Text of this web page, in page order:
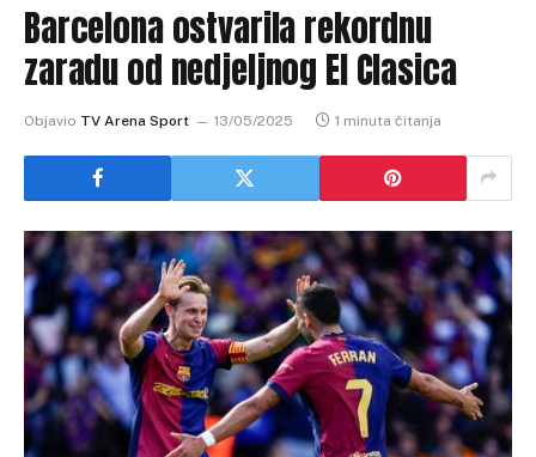
Barcelona ostvarila rekordnu
zaradu od nedjeljnog El Clasica
Objavio TV Arena Sport 13/05/2025 1 minuta čitanja